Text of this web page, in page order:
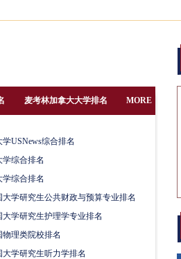
麦考林加拿大大学排名 MORE
学USNews综合排名
学综合排名
学综合排名
大学研究生公共财政与预算专业排名
大学研究生护理学专业排名
物理类院校排名
大学研究生听力学排名